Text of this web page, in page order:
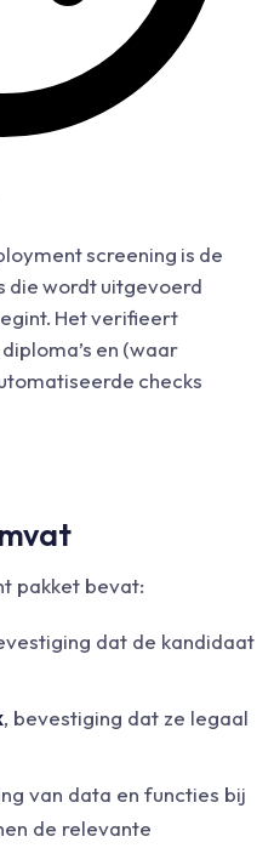
screening is de
die wordt uitgevoerd
Het verifieert
en (waar
checks
pakket bevat:
dat de kandidaat
, bevestiging dat ze legaal
van data en functies bij
de relevante